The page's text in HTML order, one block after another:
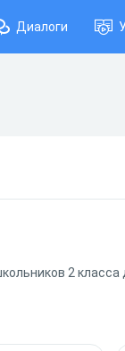
Диалоги
2 класса